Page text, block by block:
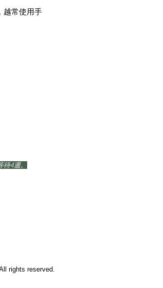
越常使用手
4週。
rights reserved.